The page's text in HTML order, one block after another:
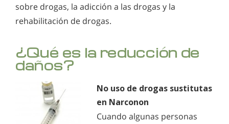
sobre drogas, la adicción a las drogas y la
rehabilitación de drogas.
¿Qué es la reducción de
daños?
No uso de drogas sustitutas
en Narconon
Cuando algunas personas